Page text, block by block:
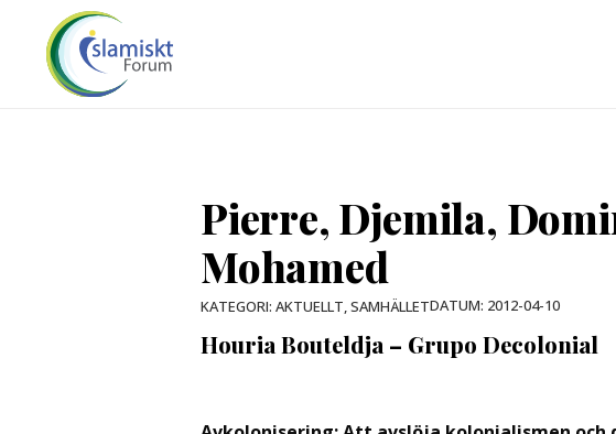
Pierre, Djemila,
Mohamed
KATEGORI: AKTUELLT,SAMHÄLLETDATUM: 2012-04-10
Houria Bouteldja – Grupo Decolonial